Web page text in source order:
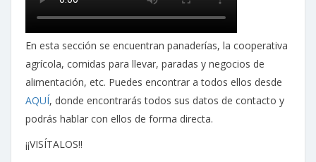
En esta sección se encuentran panaderías, la cooperativa
agrícola, comidas para llevar, paradas y negocios de
alimentación, etc. Puedes encontrar a todos ellos desde
AQUÍ, donde encontrarás todos sus datos de contacto y
podrás hablar con ellos de forma directa.
¡¡VISÍTALOS!!